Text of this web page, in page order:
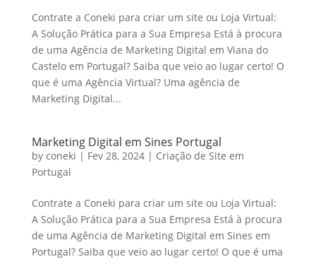
Contrate a Coneki para criar um site ou Loja Virtual:
A Solução Prática para a Sua Empresa Está à procura
de uma Agência de Marketing Digital em Viana do
Castelo em Portugal? Saiba que veio ao lugar certo! O
que é uma Agência Virtual? Uma agência de
Marketing Digital...
Marketing Digital em Sines Portugal
by coneki | Fev 28, 2024| Criação de Site em
Portugal
Contrate a Coneki para criar um site ou Loja Virtual:
A Solução Prática para a Sua Empresa Está à procura
de uma Agência de Marketing Digital em Sines em
Portugal? Saiba que veio ao lugar certo! O que é uma